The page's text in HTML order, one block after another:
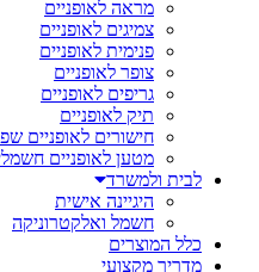
מראה לאופניים
צמיגים לאופניים
פנימית לאופניים
צופר לאופניים
גריפים לאופניים
תיק לאופניים
חישורים לאופניים
מטען לאופניים
לבית ולמשרד
היגיינה אישית
חשמל ואלקטרוניקה
כלל המוצרים
מדריך מקצועי